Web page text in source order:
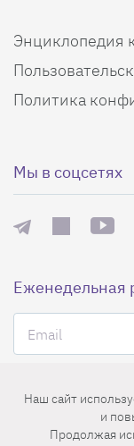
Энциклопедия
Политика
Мы в соцсетях
Еженедельная
Нажимая на
Наш сайт
и
Продолжая